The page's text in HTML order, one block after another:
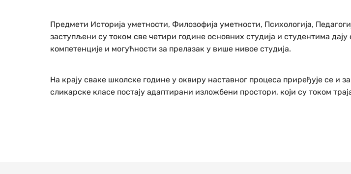
Предмети Историја уметности, Филозофија уметности, Психологија,
заступљени су током све четири године основних студија и студентима
компетенције и могућности за прелазак у више нивое студија.
На крају сваке школске године у оквиру наставног процеса приређује се и
сликарске класе постају адаптирани изложбени простори, који су током